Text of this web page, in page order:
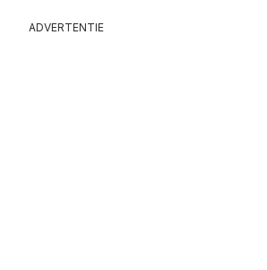
ADVERTENTIE